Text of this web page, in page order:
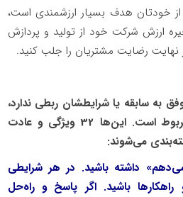
خودتان هدف بسیار ارزشمندی است،
ارزش شرکت خود از تولید و پردازش
نهایت رضایت مشتریان را جلب کنید.
به سابقه یا شرایطشان ربطی ندارد،
بلکه به افکار و گفتارشان مربوط است. این‌‌ها 32 ویژگی و عادت
داشته باشید. در هر شرایطی
باشید. اگر پاسخ و راه‌حل